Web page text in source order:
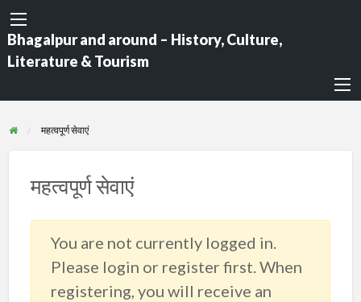
Bhagalpur and around – History, Culture,
Literature & Tourism
महत्वपूर्ण सेवाएं
महत्वपूर्ण सेवाएं
You are not currently logged in.
Please login or register first. When
registering, you will receive an